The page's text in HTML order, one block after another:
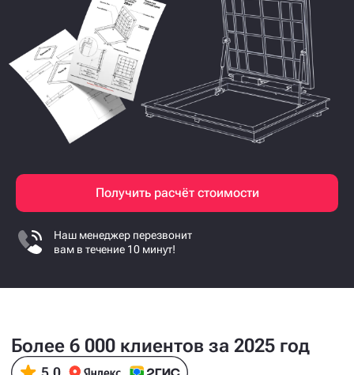
Получить расчёт стоимости
Наш менеджер перезвонит
вам в течение 10 минут!
Более 6 000 клиентов за 2025 год